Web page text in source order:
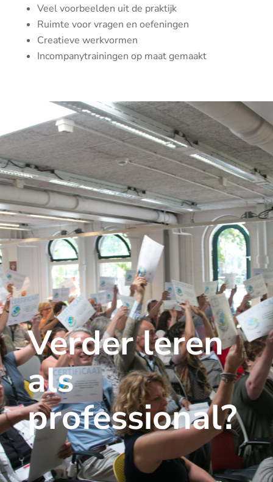
Veel voorbeelden uit de praktijk
Ruimte voor vragen en oefeningen
Creatieve werkvormen
Incompanytrainingen op maat gemaakt
Verder leren
als
professional?